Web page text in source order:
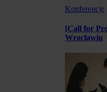
Konferencje
[Call for
Wrocławiu